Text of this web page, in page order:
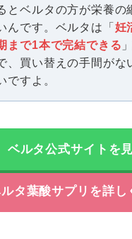
とベルタの方が栄養の
んです。ベルタは「妊
まで1本で完結できる
、買い替えの手間がな
ですよ。
ベルタ公式サイトを
タ葉酸サプリを詳し